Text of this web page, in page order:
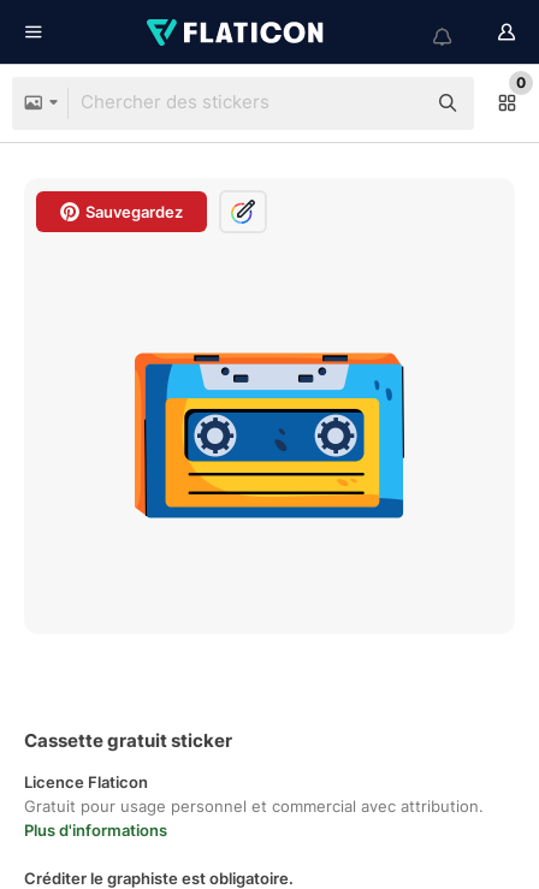
0
Sauvegardez
Cassette gratuit sticker
Licence Flaticon
Gratuit pour usage personnel et commercial avec attribution.
Plus d'informations
Créditer le graphiste est obligatoire.